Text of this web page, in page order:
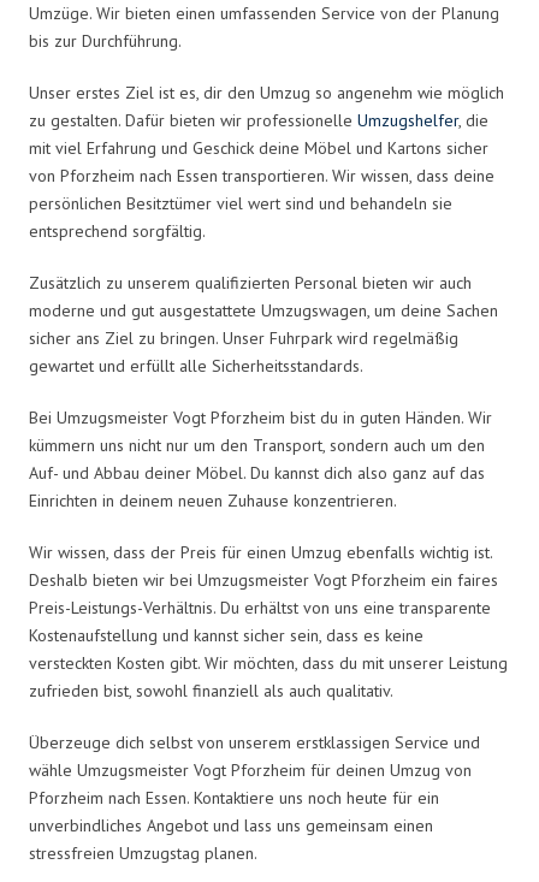
Umzüge. Wir bieten einen umfassenden Service von der Planung
bis zur Durchführung.
Unser erstes Ziel ist es, dir den Umzug so angenehm wie möglich
zu gestalten. Dafür bieten wir professionelle Umzugshelfer, die
mit viel Erfahrung und Geschick deine Möbel und Kartons sicher
von Pforzheim nach Essen transportieren. Wir wissen, dass deine
persönlichen Besitztümer viel wert sind und behandeln sie
entsprechend sorgfältig.
Zusätzlich zu unserem qualifizierten Personal bieten wir auch
moderne und gut ausgestattete Umzugswagen, um deine Sachen
sicher ans Ziel zu bringen. Unser Fuhrpark wird regelmäßig
gewartet und erfüllt alle Sicherheitsstandards.
Bei Umzugsmeister Vogt Pforzheim bist du in guten Händen. Wir
kümmern uns nicht nur um den Transport, sondern auch um den
Auf- und Abbau deiner Möbel. Du kannst dich also ganz auf das
Einrichten in deinem neuen Zuhause konzentrieren.
Wir wissen, dass der Preis für einen Umzug ebenfalls wichtig ist.
Deshalb bieten wir bei Umzugsmeister Vogt Pforzheim ein faires
Preis-Leistungs-Verhältnis. Du erhältst von uns eine transparente
Kostenaufstellung und kannst sicher sein, dass es keine
versteckten Kosten gibt. Wir möchten, dass du mit unserer Leistung
zufrieden bist, sowohl finanziell als auch qualitativ.
Überzeuge dich selbst von unserem erstklassigen Service und
wähle Umzugsmeister Vogt Pforzheim für deinen Umzug von
Pforzheim nach Essen. Kontaktiere uns noch heute für ein
unverbindliches Angebot und lass uns gemeinsam einen
stressfreien Umzugstag planen.